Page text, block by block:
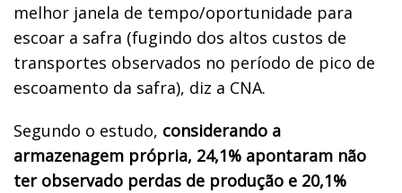
melhor janela de tempo/oportunidade para
escoar a safra (fugindo dos altos custos de
transportes observados no período de pico de
escoamento da safra), diz a CNA.
Segundo o estudo, considerando a
armazenagem própria, 24,1% apontaram não
ter observado perdas de produção e 20,1%